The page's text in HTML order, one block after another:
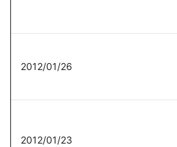
2012/01/26
2012/01/23